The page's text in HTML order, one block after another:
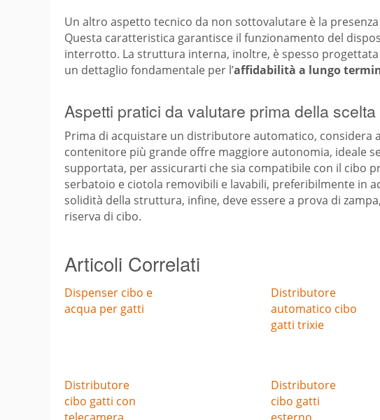
Un altro aspetto tecnico da non sottovalutare è la
Questa caratteristica garantisce il funzionamento del
interrotto. La struttura interna, inoltre, è spesso
un dettaglio fondamentale per l’affidabilità a lungo
Aspetti pratici da valutare prima della scelta
Prima di acquistare un distributore automatico, considera
contenitore più grande offre maggiore autonomia, ideale
supportata, per assicurarti che sia compatibile con il cibo
serbatoio e ciotola removibili e lavabili, preferibilmente in
solidità della struttura, infine, deve essere a prova di
riserva di cibo.
Articoli Correlati
Dispenser cibo e
acqua per gatti
Distributore
automatico cibo
gatti trixie
Distributore
cibo gatti con
Distributore
cibo gatti